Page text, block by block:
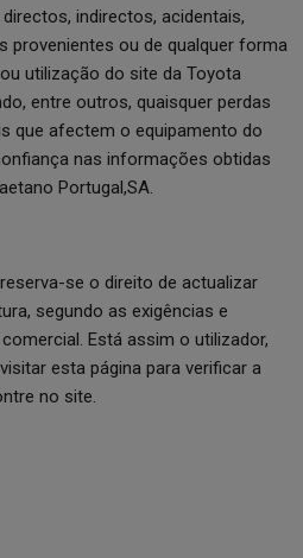
indirectos, acidentais,
provenientes ou de qualquer forma
utilização do site da Toyota
entre outros, quaisquer perdas
que afectem o equipamento do
nas informações obtidas
Portugal,SA.
se o direito de actualizar
segundo as exigências e
Está assim o utilizador,
esta página para verificar a
no site.